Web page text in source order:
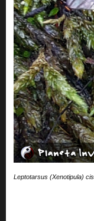
Leptotarsus (Xenotipula)